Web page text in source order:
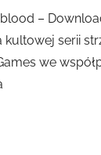
–
kultowej serii
we